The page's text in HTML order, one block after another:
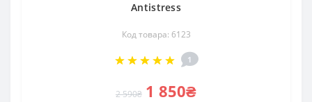
Antistress
Код товара: 6123
1
2 590₴ 1 850₴